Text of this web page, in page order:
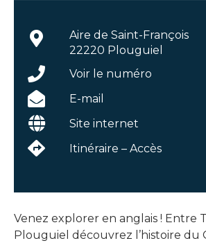
Venez explorer en anglais ! Entre
Plouguiel découvrez l’histoire du
Aire de Saint-François
22220 Plouguiel
Voir le numéro
E-mail
Site internet
Itinéraire – Accès